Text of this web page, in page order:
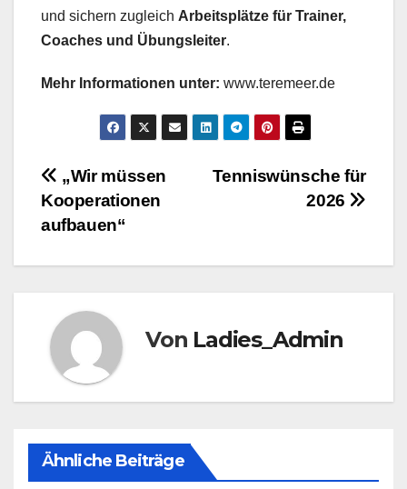
und sichern zugleich Arbeitsplätze für Trainer,
Coaches und Übungsleiter.
Mehr Informationen unter: www.teremeer.de
Beitragsnavigation
Tenniswünsche für
2026
„Wir müssen
Kooperationen
aufbauen“
Von Ladies_Admin
Ähnliche Beiträge